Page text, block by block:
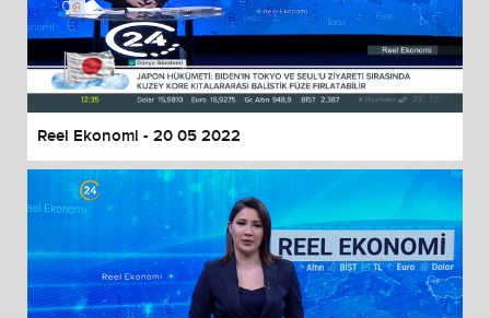
Reel Ekonomi - 20 05 2022